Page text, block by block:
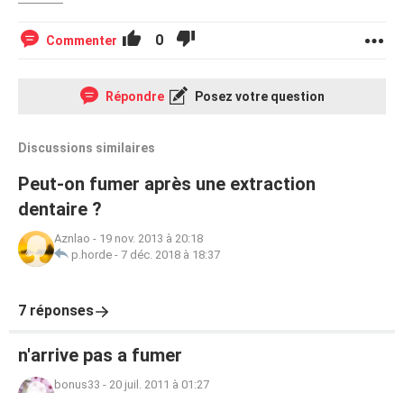
Commenter 0
Répondre Posez votre question
Discussions similaires
Peut-on fumer après une extraction
dentaire ?
Aznlao - 19 nov. 2013 à 20:18
p.horde - 7 déc. 2018 à 18:37
7 réponses
n'arrive pas a fumer
bonus33 - 20 juil. 2011 à 01:27